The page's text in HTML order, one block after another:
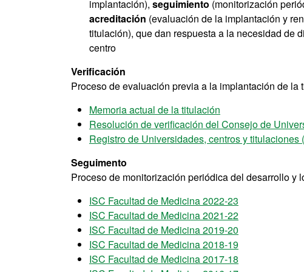
implantación), seguimiento (monitorización
acreditación (evaluación de la implantación y
titulación), que dan respuesta a la necesidad de
centro
Verificación
Proceso de evaluación previa a la implantación de la
Memoria actual de la titulación
Resolución de verificación del Consejo de
Registro de Universidades, centros y titulaciones
Seguimento
Proceso de monitorización periódica del desarrollo y
ISC Facultad de Medicina 2022-23
ISC Facultad de Medicina 2021-22
ISC Facultad de Medicina 2019-20
ISC Facultad de Medicina 2018-19
ISC Facultad de Medicina 2017-18